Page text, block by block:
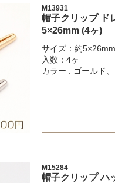
M13931
帽子クリップ ド
5×26mm (4ヶ)
サイズ：約5×26mm
入数：4ヶ
カラー : ゴールド
M15284
帽子クリップ ハ